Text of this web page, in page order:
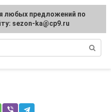
любых предложений по
sezon-ka@cp9.ru